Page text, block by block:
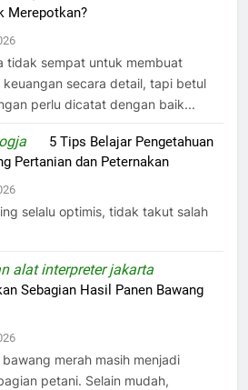
Merepotkan?
tidak sempat untuk membuat
secara detail, tapi betul
perlu dicatat dengan baik...
5 Tips Belajar Pengetahuan
Pertanian dan Peternakan
selalu optimis, tidak takut salah
alat interpreter jakarta
Sebagian Hasil Panen Bawang
merah masih menjadi
petani. Selain mudah,